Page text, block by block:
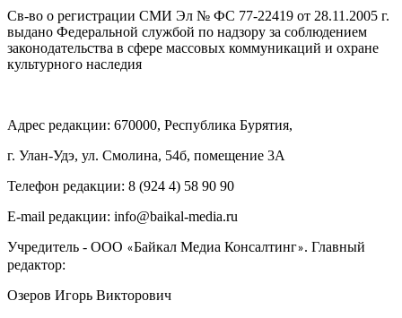
Св-во о регистрации СМИ Эл № ФС 77-22419 от 28.11.2005 г.
выдано Федеральной службой по надзору за соблюдением
законодательства в сфере массовых коммуникаций и охране
культурного наследия
Адрес редакции: 670000, Республика Бурятия,
г. Улан-Удэ, ул. Смолина, 54б, помещение 3А
Телефон редакции: ‎‎8 (924 4) 58 90 90
E-mail редакции: info@baikal-media.ru
Учредитель - ООО «Байкал Медиа Консалтинг». Главный
редактор:
Озеров Игорь Викторович